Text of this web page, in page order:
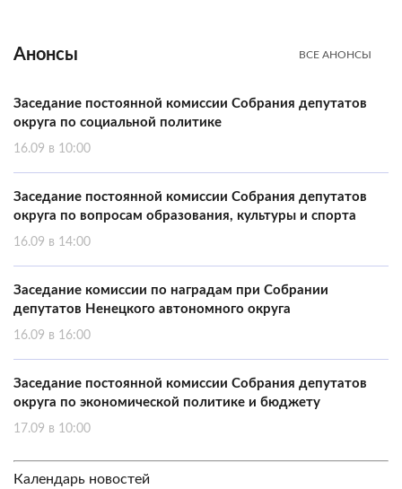
Анонсы ВСЕ АНОНСЫ
Заседание постоянной комиссии Собрания депутатов
округа по социальной политике
16.09 в 10:00
Заседание постоянной комиссии Собрания депутатов
округа по вопросам образования, культуры и спорта
16.09 в 14:00
Заседание комиссии по наградам при Собрании
депутатов Ненецкого автономного округа
16.09 в 16:00
Заседание постоянной комиссии Собрания депутатов
округа по экономической политике и бюджету
17.09 в 10:00
Календарь новостей